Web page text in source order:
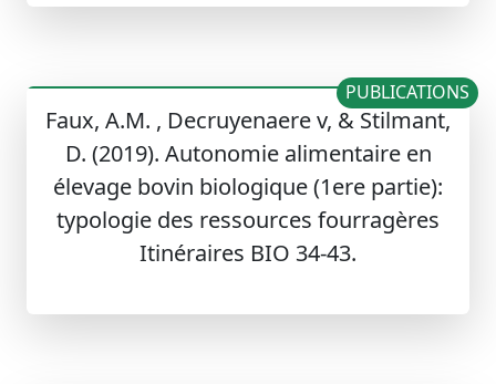
Faux, A.M. , Decruyenaere v, & Stilmant,
D. (2019). Autonomie alimentaire en
élevage bovin biologique (1ere partie):
typologie des ressources fourragères
Itinéraires BIO 34-43.
PUBLICATIONS